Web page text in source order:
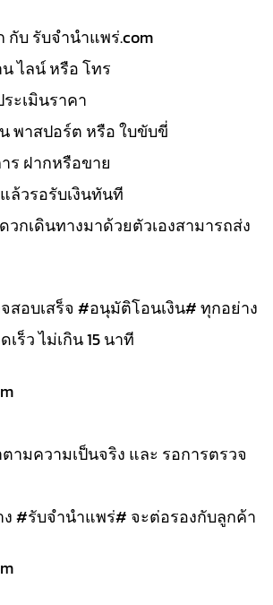
บ รับจำนำแพร่.com
ไลน์ หรือ โทร
ะเมินราคา
พาสปอร์ต หรือ ใบขับขี่
ร ฝากหรือขาย
ล้วรอรับเงินทันที
กเดินทางมาด้วยตัวเองสามารถส่ง
สอบเสร็จ #อนุมัติโอนเงิน# ทุกอย่าง
ร็ว ไม่เกิน 15 นาที
ามความเป็นจริง และ รอการตรวจ
#รับจำนำแพร่# จะต่อรองกับลูกค้า